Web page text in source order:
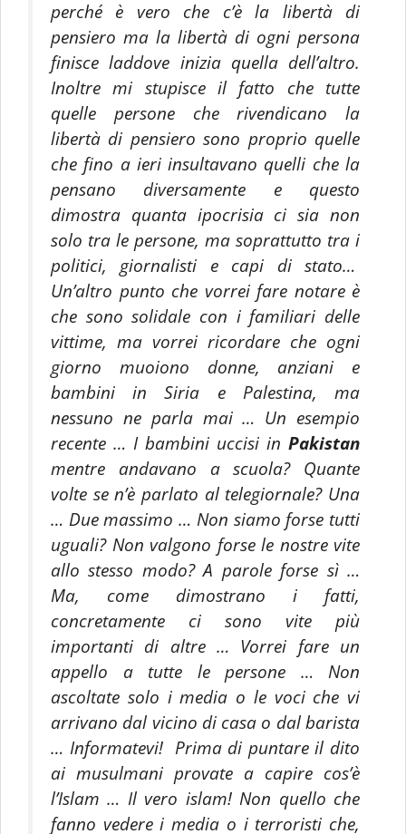
perché è vero che c’è la libertà di
pensiero ma la libertà di ogni persona
finisce laddove inizia quella dell’altro.
Inoltre mi stupisce il fatto che tutte
quelle persone che rivendicano la
libertà di pensiero sono proprio quelle
che fino a ieri insultavano quelli che la
pensano diversamente e questo
dimostra quanta ipocrisia ci sia non
solo tra le persone, ma soprattutto tra i
politici, giornalisti e capi di stato…
Un’altro punto che vorrei fare notare è
che sono solidale con i familiari delle
vittime, ma vorrei ricordare che ogni
giorno muoiono donne, anziani e
bambini in Siria e Palestina, ma
nessuno ne parla mai … Un esempio
recente … I bambini uccisi in Pakistan
mentre andavano a scuola? Quante
volte se n’è parlato al telegiornale? Una
… Due massimo … Non siamo forse tutti
uguali? Non valgono forse le nostre vite
allo stesso modo? A parole forse sì …
Ma, come dimostrano i fatti,
concretamente ci sono vite più
importanti di altre … Vorrei fare un
appello a tutte le persone … Non
ascoltate solo i media o le voci che vi
arrivano dal vicino di casa o dal barista
… Informatevi! Prima di puntare il dito
ai musulmani provate a capire cos’è
l’Islam … Il vero islam! Non quello che
fanno vedere i media o i terroristi che,